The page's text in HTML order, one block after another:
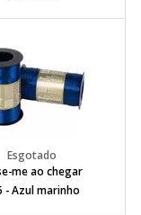
me ao chegar
- Azul marinho